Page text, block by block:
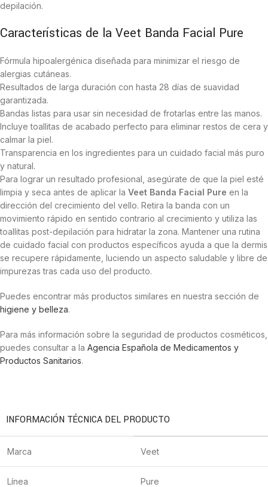
depilación.
Características de la Veet Banda Facial Pure
Fórmula hipoalergénica diseñada para minimizar el riesgo de
alergias cutáneas.
Resultados de larga duración con hasta 28 días de suavidad
garantizada.
Bandas listas para usar sin necesidad de frotarlas entre las manos.
Incluye toallitas de acabado perfecto para eliminar restos de cera y
calmar la piel.
Transparencia en los ingredientes para un cuidado facial más puro
y natural.
Para lograr un resultado profesional, asegúrate de que la piel esté
limpia y seca antes de aplicar la Veet Banda Facial Pure en la
dirección del crecimiento del vello. Retira la banda con un
movimiento rápido en sentido contrario al crecimiento y utiliza las
toallitas post-depilación para hidratar la zona. Mantener una rutina
de cuidado facial con productos específicos ayuda a que la dermis
se recupere rápidamente, luciendo un aspecto saludable y libre de
impurezas tras cada uso del producto.
Puedes encontrar más productos similares en nuestra sección de
higiene y belleza.
Para más información sobre la seguridad de productos cosméticos,
puedes consultar a la Agencia Española de Medicamentos y
Productos Sanitarios.
INFORMACIÓN TÉCNICA DEL PRODUCTO
Marca Veet
Línea Pure